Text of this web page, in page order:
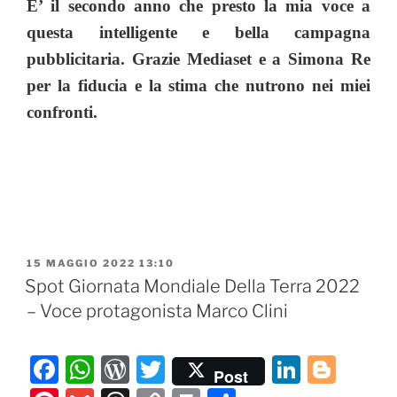
E’ il secondo anno che presto la mia voce a
questa intelligente e bella campagna
pubblicitaria. Grazie Mediaset e a Simona Re
per la fiducia e la stima che nutrono nei miei
confronti.
PUBBLICATO
IL
15 MAGGIO 2022 13:10
Spot Giornata Mondiale Della Terra 2022
– Voce protagonista Marco Clini
F
W W T
Post
Li